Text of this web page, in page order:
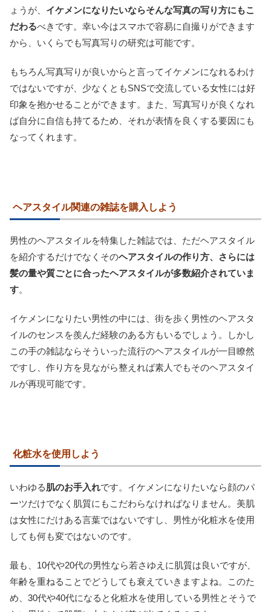
ょうが、 イケメンになりたいならそんな写真の写り方にもこ
だわるべきです。幸い今はスマホで容易に自撮りができます
から、いくらでも写真写りの研究は可能です。
もちろん写真写りが良いからと言ってイケメンになれるわけ
ではないですが、少なくともSNSで交流している女性には好
印象を抱かせることができます。また、写真写りが良くなれ
ば自分に自信も持てるため、それが表情を良くする要因にも
なってくれます。
ヘアスタイル関連の雑誌を購入しよう
男性のヘアスタイルを特集した雑誌では、ただヘアスタイル
を紹介するだけでなくそのヘアスタイルの作り方、さらには
髪の量や質ごとに合ったヘアスタイルが多数紹介されていま
す。
イケメンになりたい男性の中には、街を歩く男性のヘアスタ
イルのセンスを羨んだ経験のある方もいるでしょう。しかし
この手の雑誌ならそういった流行のヘアスタイルが一目瞭然
ですし、作り方を見ながら整えれば素人でもそのヘアスタイ
ルが再現可能です。
化粧水を使用しよう
いわゆる肌のお手入れです。イケメンになりたいなら顔のパ
ーツだけでなく肌質にもこだわらなければなりません。美肌
は女性にだけある言葉ではないですし、男性が化粧水を使用
しても何も変ではないのです。
最も、10代や20代の男性なら若さゆえに肌質は良いですが、
年齢を重ねることでどうしても衰えていきますよね。このた
め、30代や40代になると化粧水を使用している男性とそうで